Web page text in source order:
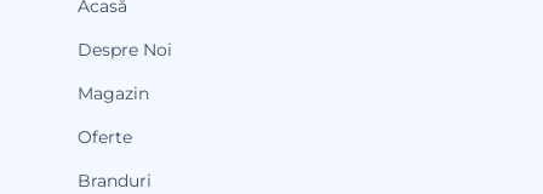
Acasă
Despre Noi
Magazin
Oferte
Branduri